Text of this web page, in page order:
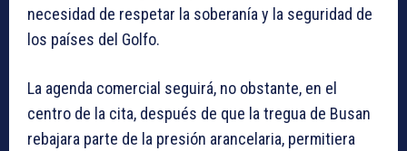
necesidad de respetar la soberanía y la seguridad de
los países del Golfo.
La agenda comercial seguirá, no obstante, en el
centro de la cita, después de que la tregua de Busan
rebajara parte de la presión arancelaria, permitiera